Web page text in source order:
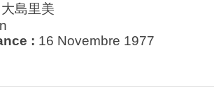
大島里美
: 16 Novembre 1977